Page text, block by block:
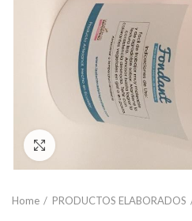
Home PRODUCTOS ELABORADOS